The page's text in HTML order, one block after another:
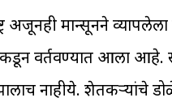
अजूनही मान्सूनने
वर्तवण्यात आला आहे.
नाहीये. शेतकऱ्यांचे